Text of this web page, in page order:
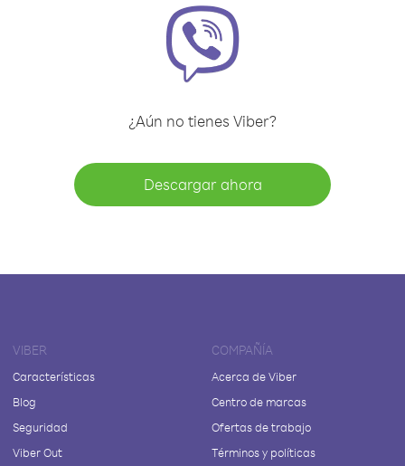
¿Aún no tienes Viber?
Descargar ahora
VIBER
Características
Blog
Seguridad
Viber Out
COMPAÑÍA
Acerca de Viber
Centro de marcas
Ofertas de trabajo
Términos y políticas